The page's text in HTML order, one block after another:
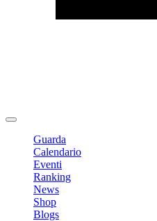
Guarda
Calendario
Eventi
Ranking
News
Shop
Blogs